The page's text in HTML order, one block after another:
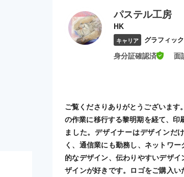
パステル工房
HK
キャリア グラフィッ
身分証確認済 面
ご覧くださりありがとうございま
の作業に移行する黎明期を経て、印
ました。デザイナーはデザインだ
く、通信業にも勤務し、ネットワ
的なデザイン、伝わりやすいデザ
ザインが好きです。ロゴをご購入